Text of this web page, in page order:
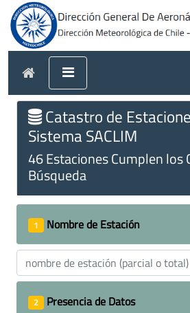
Catastro de
Sistema SACLIM
46 Estaciones Cumplen los
Búsqueda
1 Nombre de Estación
2 Presencia de Datos